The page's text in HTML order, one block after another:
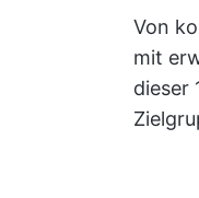
Von
mit
dieser